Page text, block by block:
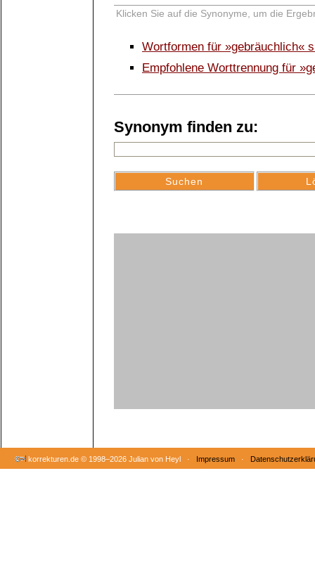
Klicken Sie auf die Synonyme, um die
Wortformen für »gebräuchlich«
Empfohlene Worttrennung für
Synonym finden zu:
korrekturen.de © 1998–2026 Julian von Heyl · Impressum ·